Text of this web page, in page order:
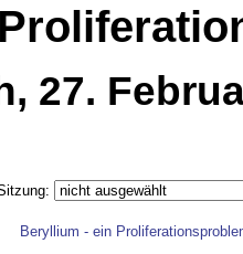
27.
Beryllium - ein